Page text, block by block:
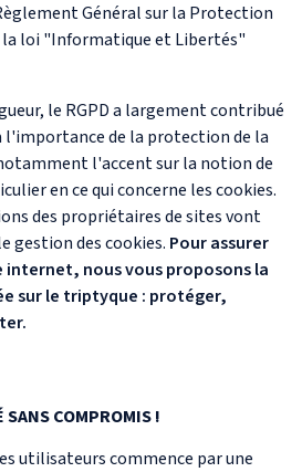
Général sur la Protection
la loi "Informatique et Libertés"
le RGPD a largement contribué
l'importance de la protection de la
l'accent sur la notion de
en ce qui concerne les cookies.
des propriétaires de sites vont
gestion des cookies. Pour assurer
nous vous proposons la
sur le triptyque : protéger,
COMPROMIS !
utilisateurs commence par une